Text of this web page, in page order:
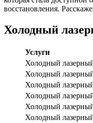
восстановления.
Холодный
Услуги
Холодный
Холодный
Холодный
Холодный
Холодный
Холодный